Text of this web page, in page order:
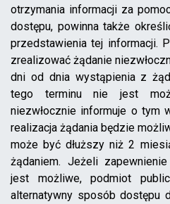
otrzymania informacji za
dostępu, powinna także
przedstawienia tej informacji.
zrealizować żądanie
dni od dnia wystąpienia z
tego terminu nie jest
niezwłocznie informuje o tym
realizacja żądania będzie
może być dłuższy niż 2
żądaniem. Jeżeli
jest możliwe, podmiot
alternatywny sposób dostępu